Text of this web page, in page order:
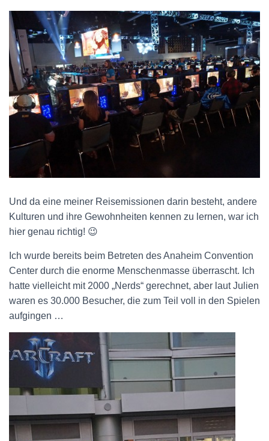
Und da eine meiner Reisemissionen darin besteht, andere
Kulturen und ihre Gewohnheiten kennen zu lernen, war ich
hier genau richtig! 😉
Ich wurde bereits beim Betreten des Anaheim Convention
Center durch die enorme Menschenmasse überrascht. Ich
hatte vielleicht mit 2000 „Nerds“ gerechnet, aber laut Julien
waren es 30.000 Besucher, die zum Teil voll in den Spielen
aufgingen …